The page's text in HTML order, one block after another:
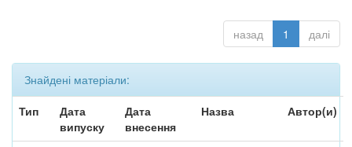
назад 1 далі
Знайдені матеріали:
Тип
Дата
випуску
Дата
внесення
Назва Автор(и)